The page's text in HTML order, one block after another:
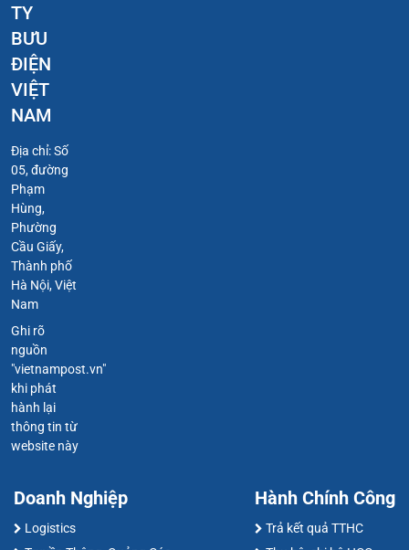
TY
BƯU
ĐIỆN
VIỆT
NAM
Địa chỉ: Số
05, đường
Phạm
Hùng,
Phường
Cầu Giấy,
Thành phố
Hà Nội, Việt
Nam
Ghi rõ
nguồn
"vietnampost.vn"
khi phát
hành lại
thông tin từ
website này
Doanh Nghiệp
Logistics
Hành Chính Công
Trả kết quả TTHC